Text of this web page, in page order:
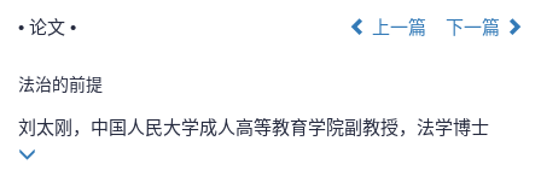
• 论文 •
上一篇 下一篇
法治的前提
刘太刚，中国人民大学成人高等教育学院副教授，法学博士